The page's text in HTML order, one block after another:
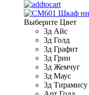
Выберите Цвет
3д Айс
3д Голд
3д Графит
3д Грин
3д Жемчуг
3д Маус
3д Тирамису